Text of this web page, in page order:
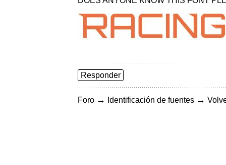
Responder
Foro → Identificación de fuentes →